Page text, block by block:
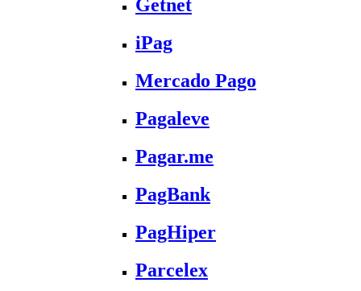
Getnet
iPag
Mercado Pago
Pagaleve
Pagar.me
PagBank
PagHiper
Parcelex